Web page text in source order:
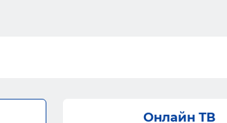
Онлайн ТВ